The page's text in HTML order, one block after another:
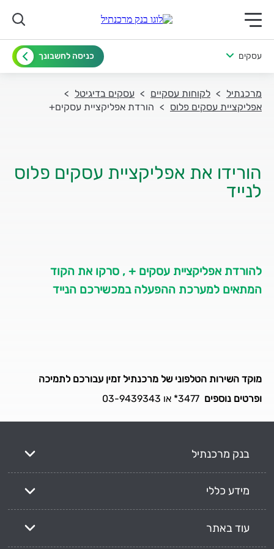
תפריט ראשי לנייד
עסקים כניסה לחשבונך
מרכנתיל לקוחות עסקיים
עסקים בדיגיטל
אפליקציית עסקים פלוס
הורדת אפליקציית עסקים+
הורידו את אפליקציית עסקים פלוס
לנייד
להורדת אפליקציית עסקים + , סרקו את הקוד
המתאים למערכת ההפעלה במכשירכם הנייד
מוקד השירות הטלפוני של מרכנתיל זמין עבורכם לתמיכה
ופרטים נוספים
בנק מרכנתיל
מידע כללי
עוד באתר